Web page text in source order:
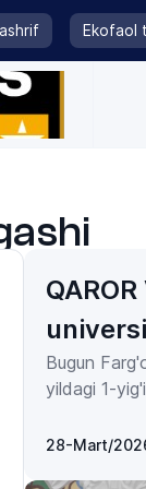
Ekofaol
Bugun
yildagi 1-
va
28-Mart/